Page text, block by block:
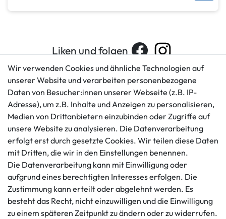
Liken und folgen
Kundenservice
+49 421 596586
info@gameworld.de
Kontaktformular
Rechtliches
AGB
Impressum
Datenschutzerklärung
Widerrufs­recht
Vertrag widerrufen
Informationen Zahlungsmöglichkeiten
Wir verwenden Cookies und ähnliche Technologien auf
unserer Website und verarbeiten personenbezogene
Daten von Besucher:innen unserer Webseite (z.B. IP-
Adresse), um z.B. Inhalte und Anzeigen zu personalisieren,
Medien von Drittanbietern einzubinden oder Zugriffe auf
unsere Website zu analysieren. Die Datenverarbeitung
erfolgt erst durch gesetzte Cookies. Wir teilen diese Daten
mit Dritten, die wir in den Einstellungen benennen.
Die Datenverarbeitung kann mit Einwilligung oder
aufgrund eines berechtigten Interesses erfolgen. Die
Zustimmung kann erteilt oder abgelehnt werden. Es
besteht das Recht, nicht einzuwilligen und die Einwilligung
zu einem späteren Zeitpunkt zu ändern oder zu widerrufen.